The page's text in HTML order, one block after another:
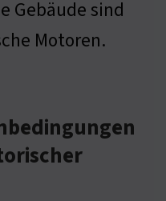
Gebäude sind
Motoren.